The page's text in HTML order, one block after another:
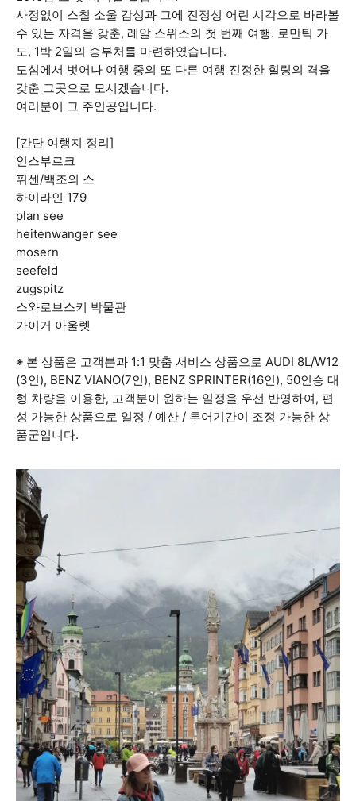
사정없이 스칠 소울 감성과 그에 진정성 어린 시각으로 바라볼
수 있는 자격을 갖춘, 레알 스위스의 첫 번째 여행. 로만틱 가
도, 1박 2일의 승부처를 마련하였습니다.
도심에서 벗어나 여행 중의 또 다른 여행 진정한 힐링의 격을
갖춘 그곳으로 모시겠습니다.
여러분이 그 주인공입니다.
[간단 여행지 정리]
인스부르크
퓌센/백조의 스
하이라인 179
plan see
heitenwanger see
mosern
seefeld
zugspitz
스와로브스키 박물관
가이거 아울렛
※ 본 상품은 고객분과 1:1 맞춤 서비스 상품으로 AUDI 8L/W12
(3인), BENZ VIANO(7인), BENZ SPRINTER(16인), 50인승 대
형 차량을 이용한, 고객분이 원하는 일정을 우선 반영하여, 편
성 가능한 상품으로 일정 / 예산 / 투어기간이 조정 가능한 상
품군입니다.